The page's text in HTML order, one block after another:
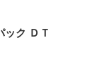
ック ＤＴ